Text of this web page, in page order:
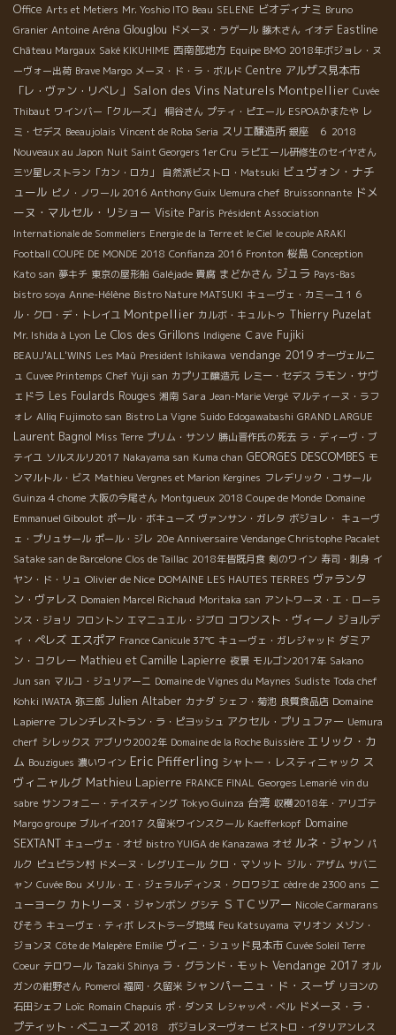
Office Arts et Metiers Mr. Yoshio ITO Beau SELENE ビオディナミ Bruno
Granier Antoine Aréna Glouglou ドメーヌ・ラゲール 藤木さん イオデ Eastline
Château Margaux Saké KIKUHIME 西南部地方 Equipe BMO 2018年ボジョレ・ヌ
ーヴォー出荷 Brave Margo メーヌ・ド・ラ・ボルド Centre アルザス見本市
「レ・ヴァン・リベレ」
Salon des Vins Naturels Montpellier Cuvée
Thibaut ワインバー「クルーズ」 桐谷さん プティ・ピエール ESPOAかまたや レ
ミ・セデス Beeaujolais Vincent de Roba Seria スリエ醸造所 銀座 ６ 2018
Nouveaux au Japon Nuit Saint Georgers 1er Cru ラピエール研修生のセイヤさん
三ツ星レストラン「カン・ロカ」
自然派ビストロ・Matsuki ビュヴォン・ナチ
ュール ピノ・ノワール 2016 Anthony Guix Uemura chef Bruissonnante ドメ
ーヌ・マルセル・リショー Visite Paris Président Association
Internationale de Sommeliers Energie de la Terre et le Ciel le couple ARAKI
Football COUPE DE MONDE 2018 Confianza 2016 Fronton 桜島 Conception
Kato san 夢キチ 東京の屋形船 Galéjade 貴腐 まどかさん ジュラ Pays-Bas
bistro soya Anne-Hélène Bistro Nature MATSUKI キューヴェ・カミーユ１６
ル・クロ・デ・トレイユ Montpellier カルボ・キュルトゥ Thierry Puzelat
Mr. Ishida à Lyon Le Clos des Grillons Indigene Ｃave Fujiki
BEAUJ'ALL'WINS Les Maù President Ishikawa vendange 2019 オーヴェルニ
ュ Cuvee Printemps Chef Yuji san カプリエ醸造元 レミー・セデス ラモン・サヴ
ェドラ Les Foulards Rouges 湘南 Sara Jean-Marie Vergé マルティーヌ・ラフ
ォレ Alliq Fujimoto san Bistro La Vigne Suido Edogawabashi GRAND LARGUE
Laurent Bagnol Miss Terre プリム・サンソ 勝山晋作氏の死去 ラ・ディーヴ・ブ
テイユ ソルスルリ2017 Nakayama san Kuma chan GEORGES DESCOMBES モ
ンマルトル・ビス Mathieu Vergnes et Marion Kergines フレデリック・コサール
Guinza 4 chome 大阪の今尾さん Montgueux 2018 Coupe de Monde Domaine
Emmanuel Giboulot ポール・ボキューズ ヴァンサン・ガレタ ボジョレ・ キューヴ
ェ・プリュサール ポール・ジレ 20e Anniversaire Vendange Christophe Pacalet
Satake san de Barcelone Clos de Taillac 2018年皆既月食 剣のワイン 寿司・刺身 イ
ヤン・ド・リュ Olivier de Nice DOMAINE LES HAUTES TERRES ヴァランタ
ン・ヴァレス Domaien Marcel Richaud Moritaka san アントワーヌ・エ・ローラ
ンス・ジョリ フロントン エマニュエル・ジブロ コワンスト・ヴィーノ ジョルデ
ィ・ペレズ エスポア France Canicule 37℃ キューヴェ・ガレジャッド ダミア
ン・コクレー Mathieu et Camille Lapierre 夜景 モルゴン2017年 Sakano
Jun san マルコ・ジュリアーニ Domaine de Vignes du Maynes Sudiste Toda chef
Kohki IWATA 弥三郎 Julien Altaber カナダ シェフ・菊池 良質食品店 Domaine
Lapierre フレンチレストラン・ラ・ピヨッシュ アクセル・プリュファー Uemura
cherf シレックス アブリウ2002年 Domaine de la Roche Buissière エリック・カ
ム Bouzigues 濃いワイン Eric Pfifferling シャトー・レスティニャック ス
ヴィニャルグ Mathieu Lapierre FRANCE FINAL Georges Lemarié vin du
sabre サンフォニー・テイスティング Tokyo Guinza 台湾 収穫2018年・アリゴテ
Margo groupe ブルイイ2017 久留米ワインスクール Kaefferkopf Domaine
SEXTANT キューヴェ・オゼ bistro YUIGA de Kanazawa オゼ ルネ・ジャン パ
ルク ピュピラン村 ドメーヌ・レグリエール クロ・マソット ジル・アザム サバニ
ャン Cuvée Bou メリル・エ・ジェラルディンヌ・クロワジエ cèdre de 2300 ans ニ
ューヨーク カトリーヌ・ジャンボン グシテ ＳＴＣツアー Nicole Carmarans
びそう キューヴェ・ティボ レストラーダ地域 Feu Katsuyama マリオン メゾン・
ジョンヌ Côte de Malepère Emilie ヴィニ・シュッド見本市 Cuvée Soleil Terre
Coeur テロワール Tazaki Shinya ラ・グランド・モット Vendange 2017 オル
ガンの紺野さん Pomerol 福岡・久留米 シャンパーニュ・ド・スーザ リヨンの
石田シェフ Loïc Romain Chapuis ポ・ダンヌ レシャッペ・ベル ドメーヌ・ラ・
プティット・べニューズ 2018 ボジョレヌーヴォー ビストロ・イタリアンレス